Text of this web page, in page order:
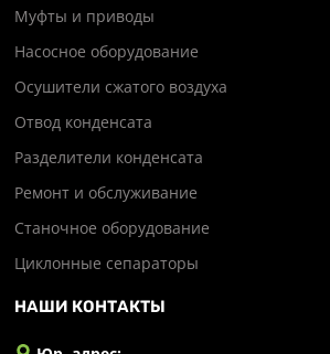
Муфты и приводы
Насосное оборудование
Осушители сжатого воздуха
Отвод конденсата
Разделители конденсата
Ремонт и обслуживание
Станочное оборудование
Циклонные сепараторы
НАШИ КОНТАКТЫ